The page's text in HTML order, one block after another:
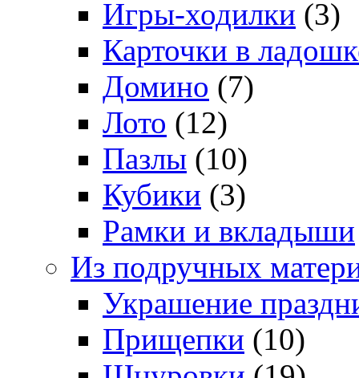
Игры-ходилки (3)
Карточки в
Домино (7)
Лото (12)
Пазлы (10)
Кубики (3)
Рамки и вкладыши
Из подручных
Украшение
Прищепки (10)